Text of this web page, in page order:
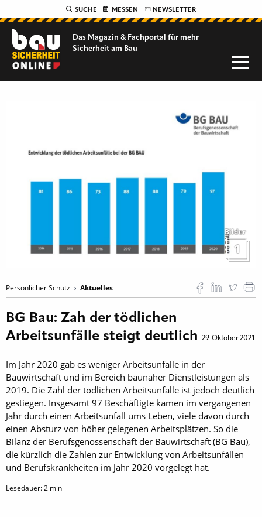
SUCHE MESSEN NEWSLETTER
Das Magazin & Fachportal für mehr
Sicherheit am Bau
Bilder
1
Persönlicher Schutz Aktuelles
BG Bau: Zah der tödlichen
Arbeitsunfälle steigt deutlich
29. Oktober 2021
Im Jahr 2020 gab es weniger Arbeitsunfälle in der
Bauwirtschaft und im Bereich baunaher Dienstleistungen als
2019. Die Zahl der tödlichen Arbeitsunfälle ist jedoch deutlich
gestiegen. Insgesamt 97 Beschäftigte kamen im vergangenen
Jahr durch einen Arbeitsunfall ums Leben, viele davon durch
einen Absturz von höher gelegenen Arbeitsplätzen. So die
Bilanz der Berufsgenossenschaft der Bauwirtschaft (BG Bau),
die kürzlich die Zahlen zur Entwicklung von Arbeitsunfällen
und Berufskrankheiten im Jahr 2020 vorgelegt hat.
Lesedauer:2 min